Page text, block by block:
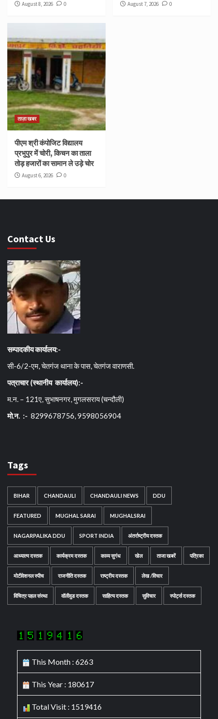
August 8, 2026 0 August 7, 2026 0
ताज़ा खबर
पीएम श्री कंपोजिट विद्यालय
प्रभुपुर में चोरी, किचन का ताला
तोड़ हजारों का सामान ले उड़े चोर
August 6, 2026 0
Contact Us
सम्पादकीय कार्यालय:-
सी-6/2-एम, चेतगंज थाना के पास, चेतगंज वाराणसी.
पत्राचार (स्थानीय कार्यालय):-
म.न. – 121ए, सुभाषनगर, मुगलसराय (चन्दौली)
मो.न. :- 8299678756, 9598056904
Tags
BIHAR CHANDAULI CHANDAULI NEWS DDU
FEATURED MUGHAL SARAI MUGHALSRAI
NAGARPALIKA DDU SPORT INDIA अंतर्राष्ट्रीय दस्तक
आध्यात्म दस्तक कार्यक्रम दस्तक काव्य सुगंध खेल ताजा खबरें पत्रिका
मोटीवेशनल स्पीच राजनीति दस्तक राष्ट्रीय दस्तक लेख /विचार
विचित्र पहल संस्था वॉलीवुड दस्तक साहित्य दस्तक सुविचार स्पोर्ट्स दस्तक
This Month : 6263
This Year : 180617
Total Visit : 1519416